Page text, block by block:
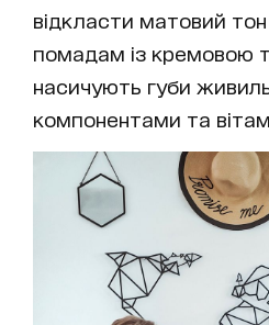
відкласти матовий
помадам із кремовою
насичують губи
компонентами та